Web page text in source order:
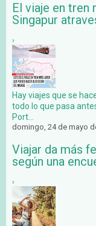
El viaje en tren
Singapur
›
Hay viajes que se
todo lo que pasa
Port...
domingo, 24 de mayo
Viajar da más
según una
›